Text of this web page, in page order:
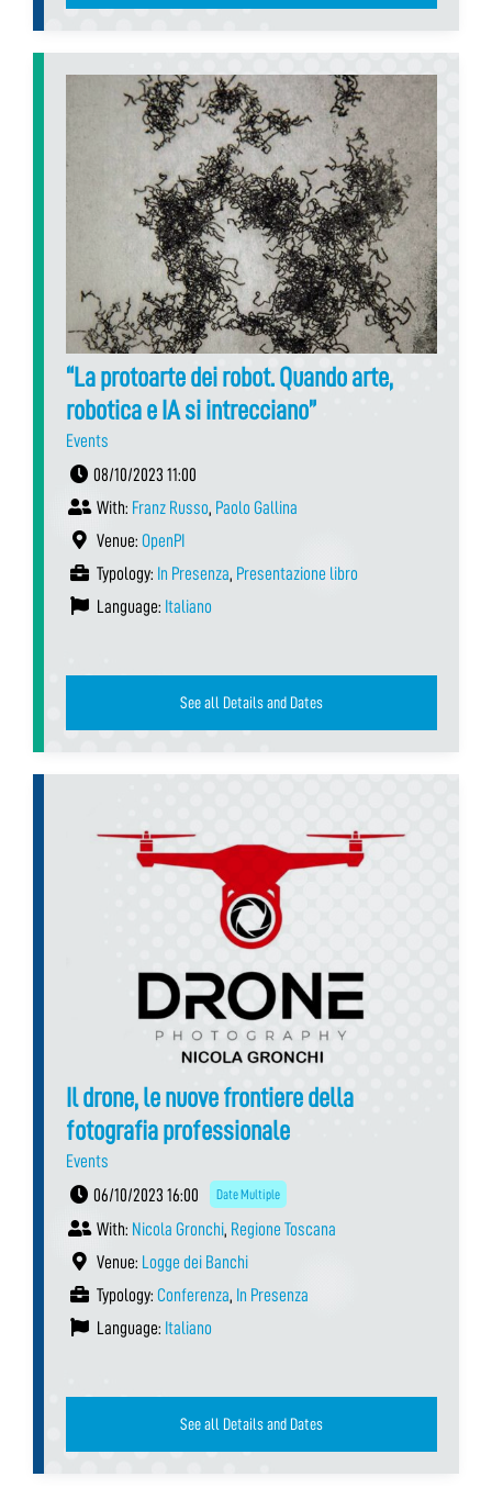
“La protoarte dei robot. Quando arte,
robotica e IA si intrecciano”
Events
08/10/2023 11:00
With: Franz Russo, Paolo Gallina
Venue: OpenPI
Typology: In Presenza, Presentazione libro
Language: Italiano
See all Details and Dates
Il drone, le nuove frontiere della
fotografia professionale
Events
06/10/2023 16:00
Date Multiple
With: Nicola Gronchi, Regione Toscana
Venue: Logge dei Banchi
Typology: Conferenza, In Presenza
Language: Italiano
See all Details and Dates